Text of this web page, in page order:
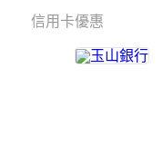
信用卡優惠